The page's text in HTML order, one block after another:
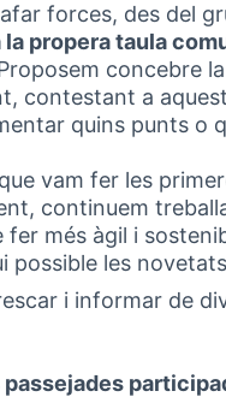
forces, des del
propera taula
concebre
contestant a
quins punts o
vam fer les
continuem
més àgil i
possible les
i informar de
passejades